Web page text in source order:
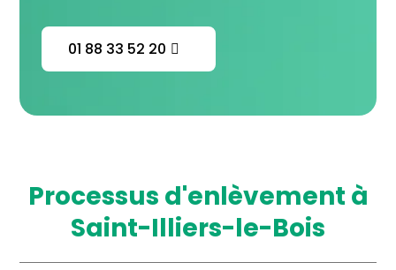
01 88 33 52 20
processus d'enlèvement à
Saint-Illiers-le-Bois